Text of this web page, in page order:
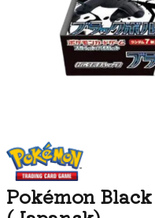
Pokémon